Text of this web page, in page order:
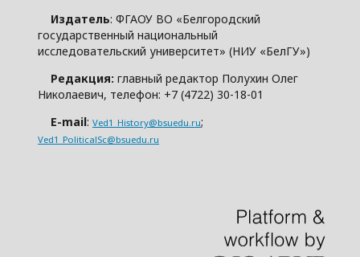
Издатель: ФГАОУ ВО «Белгородский
государственный национальный
исследовательский университет» (НИУ «БелГУ»)
Редакция: главный редактор Полухин Олег
Николаевич, телефон: +7 (4722) 30-18-01
E-mail: Ved1_History@bsuedu.ru;
Ved1_PoliticalSc@bsuedu.ru